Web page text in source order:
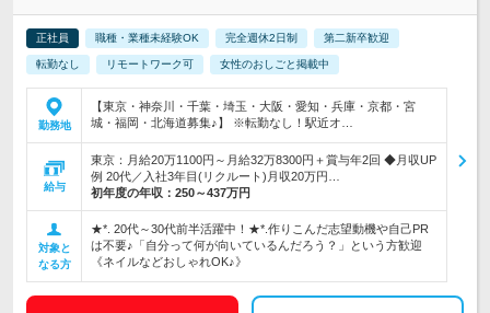
正社員 職種・業種未経験OK 完全週休2日制 第二新卒歓迎
転勤なし リモートワーク可 女性のおしごと掲載中
勤務地
【東京・神奈川・千葉・埼玉・大阪・愛知・兵庫・京都・宮
城・福岡・北海道募集♪】 ※転勤なし！駅近オ…
給与
東京：月給20万1100円～月給32万8300円＋賞与年2回 ◆月収UP
例 20代／入社3年目(リクルート)月収20万円…
初年度の年収： 250～437万円
対象と
なる方
★*. 20代～30代前半活躍中！★*.作りこんだ志望動機や自己PR
は不要♪「自分って何が向いているんだろう？」という方歓迎
《ネイルなどおしゃれOK♪》